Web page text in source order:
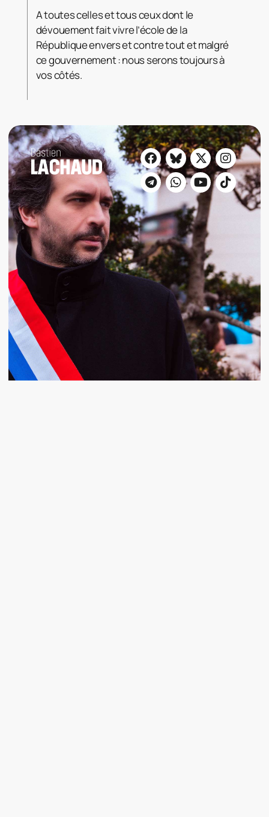
A toutes celles et tous ceux dont le
dévouement fait vivre l’école de la
République envers et contre tout et malgré
ce gouvernement : nous serons toujours à
vos côtés.